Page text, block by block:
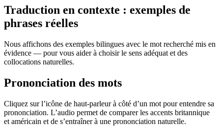
Traduction en contexte : exemples de
phrases réelles
Nous affichons des exemples bilingues avec le mot recherché mis en
évidence — pour vous aider à choisir le sens adéquat et des
collocations naturelles.
Prononciation des mots
Cliquez sur l’icône de haut-parleur à côté d’un mot pour entendre sa
prononciation. L’audio permet de comparer les accents britannique
et américain et de s’entraîner à une prononciation naturelle.